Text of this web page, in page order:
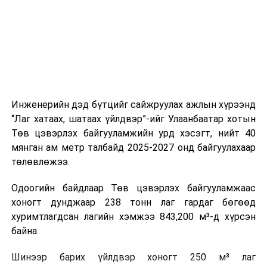
өдөр тутмын ажлын бэлэн байдлыг хангах зэрэг
практик ур чадварыг сургалтын хөтөлбөрт тусгажээ.
Сургалтыг танилцуулах лекц, асуулт-хариулт,
жишээнд суурилсан сургалт, багаар ажиллах дасгал,
танилцах, онцгой нөхцөлд ажиллах дадлага зэрэг
онол, практик хосолсон хэлбэрээр зохион байгуулж
байна.
зохион байгуулах Үндэсний хорооны Ажлын алба,
Инженерийн дэд бүтцийг сайжруулах ажлын хүрээнд
“Лаг хатаах, шатаах үйлдвэр”-ийг Улаанбаатар хотын
Төв цэвэрлэх байгууламжийн урд хэсэгт, нийт 40
мянган ам метр талбайд 2025-2027 онд байгуулахаар
төлөвлөжээ.
Одоогийн байдлаар Төв цэвэрлэх байгууламжаас
хоногт дунджаар 238 тонн лаг гардаг бөгөөд
хуримтлагдсан лагийн хэмжээ 843,200 м³-д хүрсэн
байна.
Шинээр барих үйлдвэр хоногт 250 м³ лаг